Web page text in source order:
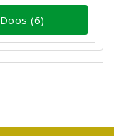
Doos (6)